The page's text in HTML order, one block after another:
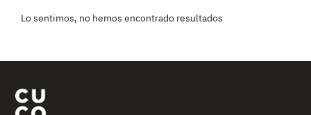
Lo sentimos, no hemos encontrado resultados